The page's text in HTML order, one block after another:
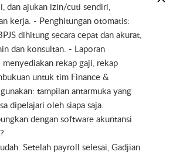
dan ajukan izin/cuti sendiri,
kerja. - Penghitungan otomatis:
dihitung secara cepat dan akurat,
dan konsultan. - Laporan
rekap gaji, rekap
untuk tim Finance &
tampilan antarmuka yang
dipelajari oleh siapa saja.
dengan software akuntansi
Setelah payroll selesai, Gadjian